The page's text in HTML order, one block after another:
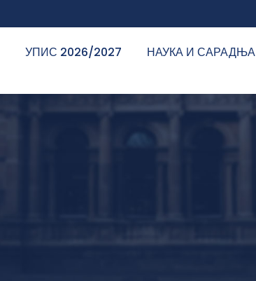
УПИС 2026/2027 НАУКА И САРАДЊА